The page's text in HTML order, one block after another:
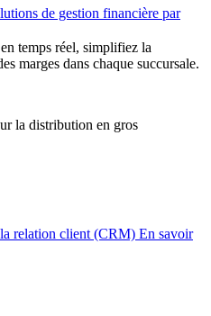
de gestion financière par
temps réel, simplifiez la
marges dans chaque succursale.
la distribution en gros
relation client (CRM) En savoir